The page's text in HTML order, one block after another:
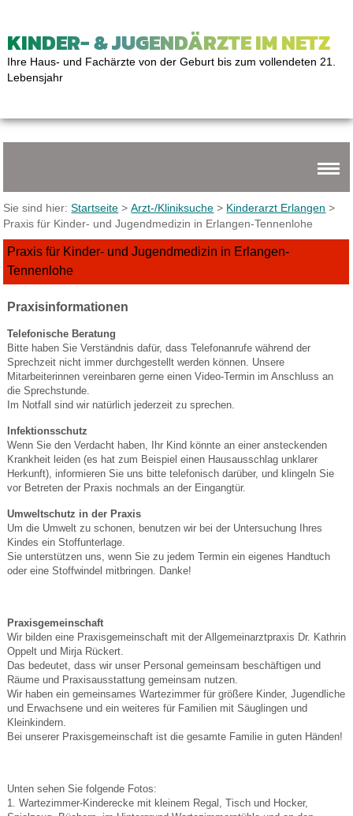
KINDER- & JUGENDÄRZTE IM NETZ
Ihre Haus- und Fachärzte von der Geburt bis zum vollendeten 21.
Lebensjahr
Sie sind hier:Startseite >Arzt-/Kliniksuche > Kinderarzt Erlangen >
Praxis für Kinder- und Jugendmedizin in Erlangen-Tennenlohe
Praxis für Kinder- und Jugendmedizin in Erlangen-
Tennenlohe
Praxisinformationen
Telefonische Beratung
Bitte haben Sie Verständnis dafür, dass Telefonanrufe während der
Sprechzeit nicht immer durchgestellt werden können. Unsere
Mitarbeiterinnen vereinbaren gerne einen Video-Termin im Anschluss an
die Sprechstunde.
Im Notfall sind wir natürlich jederzeit zu sprechen.
Infektionsschutz
Wenn Sie den Verdacht haben, Ihr Kind könnte an einer ansteckenden
Krankheit leiden (es hat zum Beispiel einen Hausausschlag unklarer
Herkunft), informieren Sie uns bitte telefonisch darüber, und klingeln Sie
vor Betreten der Praxis nochmals an der Eingangtür.
Umweltschutz in der Praxis
Um die Umwelt zu schonen, benutzen wir bei der Untersuchung Ihres
Kindes ein Stoffunterlage.
Sie unterstützen uns, wenn Sie zu jedem Termin ein eigenes Handtuch
oder eine Stoffwindel mitbringen. Danke!
Praxisgemeinschaft
Wir bilden eine Praxisgemeinschaft mit der Allgemeinarztpraxis Dr. Kathrin
Oppelt und Mirja Rückert.
Das bedeutet, dass wir unser Personal gemeinsam beschäftigen und
Räume und Praxisausstattung gemeinsam nutzen.
Wir haben ein gemeinsames Wartezimmer für größere Kinder, Jugendliche
und Erwachsene und ein weiteres für Familien mit Säuglingen und
Kleinkindern.
Bei unserer Praxisgemeinschaft ist die gesamte Familie in guten Händen!
Unten sehen Sie folgende Fotos:
1. Wartezimmer-Kinderecke mit kleinem Regal, Tisch und Hocker,